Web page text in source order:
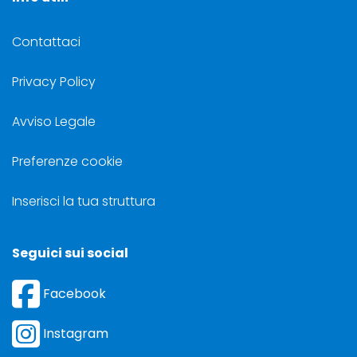
Contattaci
Privacy Policy
Avviso Legale
Preferenze cookie
Inserisci la tua struttura
Seguici sui social
Facebook
Instagram